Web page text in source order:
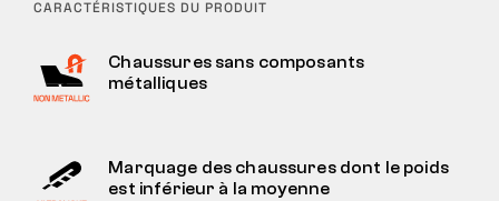
CARACTÉRISTIQUES DU PRODUIT
Chaussures sans composants
métalliques
Marquage des chaussures dont le poids
est inférieur à la moyenne